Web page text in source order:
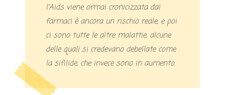
l’Aids viene ormai cronicizzata dai
farmaci è ancora un rischio reale, e poi
ci sono tutte le altre malattie, alcune
delle quali si credevano debellate come
la sifilide, che invece sono in aumento.